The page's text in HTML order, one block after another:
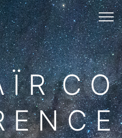
Ï R C O
E N C E